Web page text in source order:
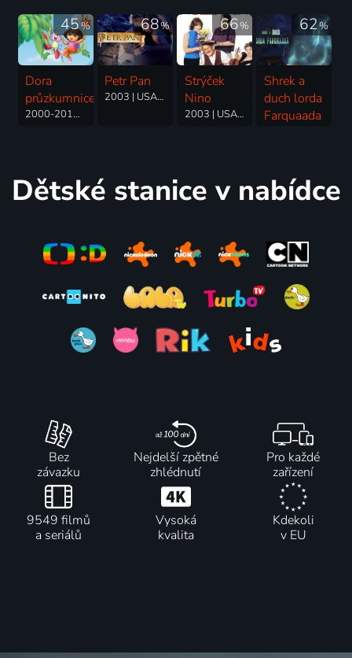
45%
Dora
průzkumnice
2000-2019 | Kanada, USA | Animovaný, Dobrodružný, Hudební, Komedie, Pohádka, Rodinný, Fantasy
68%
Petr Pan
2003 | USA | Rodinný, Dobrodružný, Fantasy, Romantický
66%
Strýček
Nino
2003 | USA | Komedie, Drama, Rodinný
62%
Shrek a
duch lorda
Farquaada
Dětské stanice v nabídce
Bez
závazku
Nejdelší zpětné
zhlédnutí
Pro každé
zařízení
9549 filmů
a seriálů
Vysoká
kvalita
Kdekoli
v EU